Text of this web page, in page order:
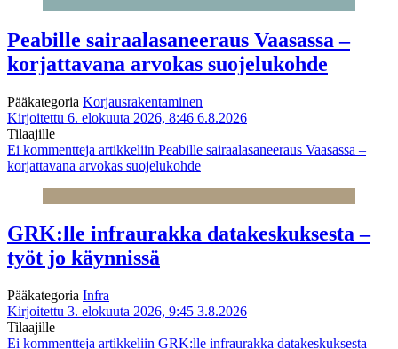
Peabille sairaalasaneeraus Vaasassa –
korjattavana arvokas suojelukohde
Pääkategoria Korjausrakentaminen
Kirjoitettu 6. elokuuta 2026, 8:46 6.8.2026
Tilaajille
Ei kommentteja artikkeliin Peabille sairaalasaneeraus Vaasassa –
korjattavana arvokas suojelukohde
GRK:lle infraurakka datakeskuksesta –
työt jo käynnissä
Pääkategoria Infra
Kirjoitettu 3. elokuuta 2026, 9:45 3.8.2026
Tilaajille
Ei kommentteja artikkeliin GRK:lle infraurakka datakeskuksesta –